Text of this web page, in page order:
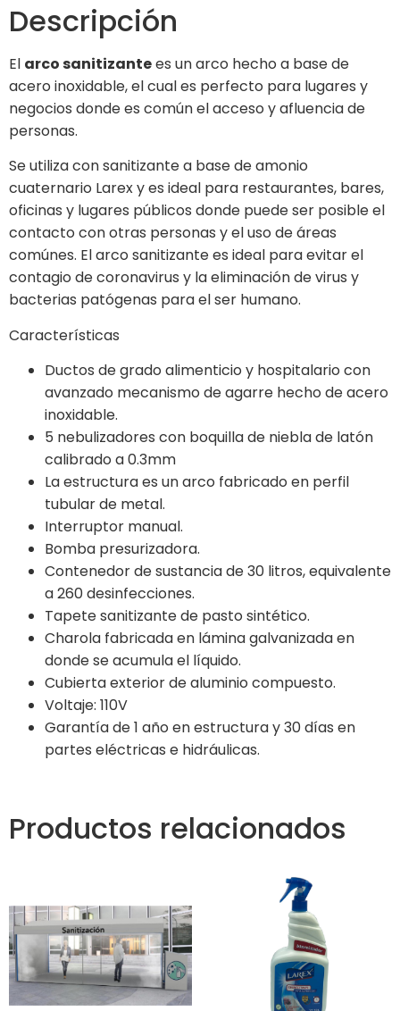
Descripción
El arco sanitizantees un arco hecho a base de
acero inoxidable, el cual es perfecto para lugares y
negocios donde es común el acceso y afluencia de
personas.
Se utiliza con sanitizante a base de amonio
cuaternario Larex y es ideal para restaurantes, bares,
oficinas y lugares públicos donde puede ser posible el
contacto con otras personas y el uso de áreas
comúnes. El arco sanitizante es ideal para evitar el
contagio de coronavirus y la eliminación de virus y
bacterias patógenas para el ser humano.
Características
Ductos de grado alimenticio y hospitalario con
avanzado mecanismo de agarre hecho de acero
inoxidable.
5 nebulizadores con boquilla de niebla de latón
calibrado a 0.3mm
La estructura es un arco fabricado en perfil
tubular de metal.
Interruptor manual.
Bomba presurizadora.
Contenedor de sustancia de 30 litros, equivalente
a 260 desinfecciones.
Tapete sanitizante de pasto sintético.
Charola fabricada en lámina galvanizada en
donde se acumula el líquido.
Cubierta exterior de aluminio compuesto.
Voltaje: 110V
Garantía de 1 año en estructura y 30 días en
partes eléctricas e hidráulicas.
Productos relacionados